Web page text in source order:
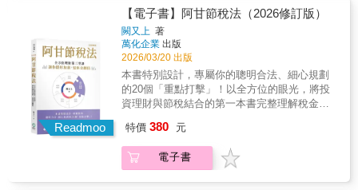
富二代。 ◎喜歡嗎？送給你──贈與稅篇 有錢
人為什麼這麼愛買豪宅給兒女？ 原來留不動產
給下一代超節稅，如果附房貸居然更划算。 長
輩送什麼給新人當新婚賀禮，最能表達祝福之
意又能躲過贈與？ ◎有房斯有財，儘管政府要
你萬萬稅──不動產篇 省吃儉用買下不動產，政
府會收你萬萬稅，怎麼合法減免？ 不動產實價
登錄後加上房地合一稅，隨便賣房等於再多送
一間房給國稅局！ 不用擔心，只要你弄清楚一
生一次、一生一屋的規則， 還有重購退稅加上
自用住宅優惠，賣房就能不用繳稅！ 搞懂所得
稅、遺產稅、贈與稅到房地合一稅的所有眉
角， 你可以合法的少繳稅，甚至一輩子不繳
用圖來解釋難懂的概念；用表格、邊欄呈現重
要參考資料；用淺白的文字說明所有重要法
源；用案例來說明規定如何適用。本書為所有
程度的讀者建立清楚的個人稅制系統概念，有
了基本概念之後，你才知道如何真正合法節
稅。例如，如果你了解個人所得稅是採「現金
收付制」（即按照現金收支的時點判定所得及
稅率，你自然會知道可以透過調整收入實現的
時間點，讓所得實現在稅率較低的年度來節
稅。作者提出25項節稅訣竅，如提高勞保退休
金的提撥比例，提撥的部分當年免稅，自然降
稅，也告訴你如何合法節稅。艾蜜莉會計師一
次告訴你25項一定要知道的節稅撇步，讓你不
繳冤枉稅！多數人（相信包括你），在5月繳稅
時期，都會感到心痛。你心裡是否有個疑問，
每年到底是在繳些什麼稅？有什麼方法可以合
法節稅，而不被安上逃稅的罪名。你是否年年
心痛、年年疑惑，但是一年過一年。本書解決
你陳年的「痛」和「疑慮」，讓你知道稅的系
統和節稅的方法。你年年的「痛」和「疑慮」
無法談論合法節稅這檔事。因為你不懂，你心
目中的節稅方法只有：把所得掛給人頭、多報
撫養親屬等，但這些可能是逃漏稅的偏門，你
Readmoo
【電子書】阿甘節稅法（2026修訂版）
闕又上 著
萬化企業 出版
2026/03/20 出版
本書特別設計，專屬你的聰明合法、細心規劃
的20個「重點打擊」！以全方位的眼光，將投
資理財與節稅結合的第一本書完整理解稅金如
稅，讓退休金再翻一倍！4大領域X 20個節稅重
點打擊 ，啟動節稅思維，運用多元節稅策略，
融合多樣工具，小資族與中產階級存下第一桶
特價 380 元
電子書